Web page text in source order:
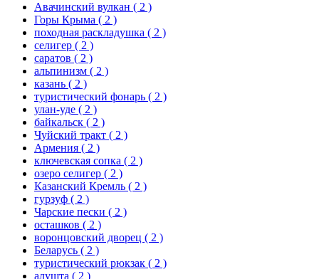
Авачинский вулкан ( 2 )
Горы Крыма ( 2 )
походная раскладушка ( 2 )
селигер ( 2 )
саратов ( 2 )
альпинизм ( 2 )
казань ( 2 )
туристический фонарь ( 2 )
улан-уде ( 2 )
байкальск ( 2 )
Чуйский тракт ( 2 )
Армения ( 2 )
ключевская сопка ( 2 )
озеро селигер ( 2 )
Казанский Кремль ( 2 )
гурзуф ( 2 )
Чарские пески ( 2 )
осташков ( 2 )
воронцовский дворец ( 2 )
Беларусь ( 2 )
туристический рюкзак ( 2 )
алушта ( 2 )